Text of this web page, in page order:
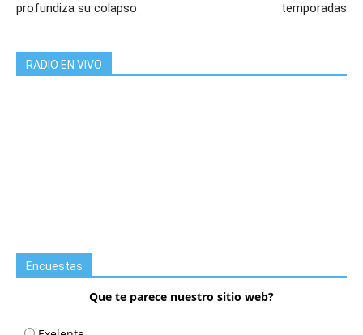
profundiza su colapso
temporadas
RADIO EN VIVO
Encuestas
Que te parece nuestro sitio web?